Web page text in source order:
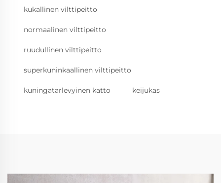
kukallinen vilttipeitto
normaalinen vilttipeitto
ruudullinen vilttipeitto
superkuninkaallinen vilttipeitto
kuningatarlevyinen katto keijukas